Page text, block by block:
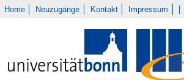
Home Neuzugänge Kontakt Impressum